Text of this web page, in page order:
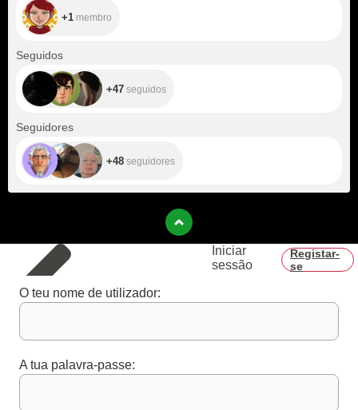
+1 membro
Seguidos
+47 seguidos
Seguidores
+48 seguidores
Iniciar
sessão
Registar-
se
O teu nome de utilizador:
A tua palavra-passe: